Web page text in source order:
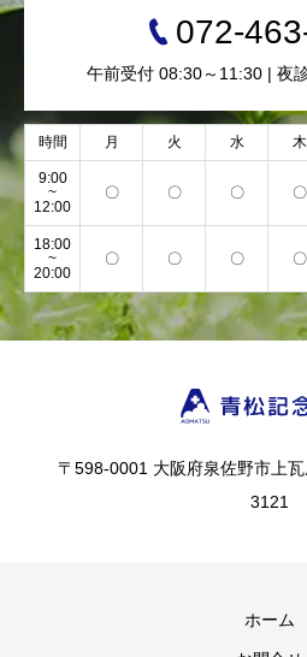
072-
午前受付 08:30～11:30 | 夜
時間 月 火 水 木
9:00
~
12:00
〇 〇 〇 〇
18:00
~
20:00
〇 〇 〇 〇
〒598-0001 大阪府泉佐野市上
3121
ホーム